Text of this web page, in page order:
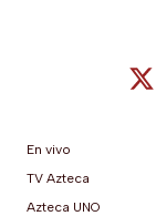
En vivo
TV Azteca
Azteca UNO